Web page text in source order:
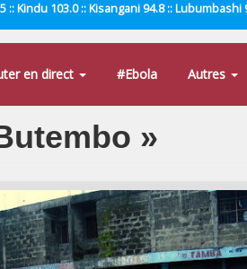
:: Kindu 103.0 :: Kisangani 94.8 ::
en direct #Ebola Autres
»